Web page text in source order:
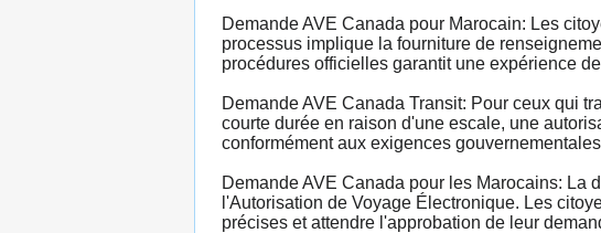
Demande AVE Canada pour Marocain: Les
processus implique la fourniture de
procédures officielles garantit une expérience
Demande AVE Canada Transit: Pour ceux qui
courte durée en raison d'une escale, une
conformément aux exigences
Demande AVE Canada pour les Marocains: La
l'Autorisation de Voyage Électronique. Les
précises et attendre l'approbation de leur